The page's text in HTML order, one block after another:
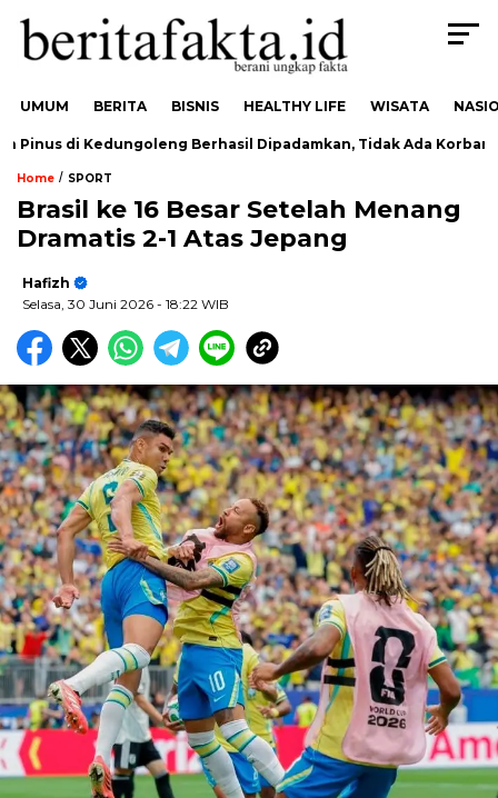
UMUM BERITA BISNIS HEALTHY LIFE WISATA
di Kedungoleng Berhasil Dipadamkan, Tidak Ada Korban
Home / SPORT
Brasil ke 16 Besar Setelah Menang
Dramatis 2-1 Atas Jepang
Hafizh
Selasa, 30 Juni 2026 - 18:22 WIB